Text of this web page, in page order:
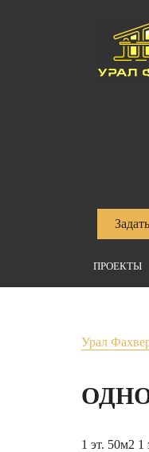
ПРОЕКТЫ
Урал
1 эт. 50м2 1